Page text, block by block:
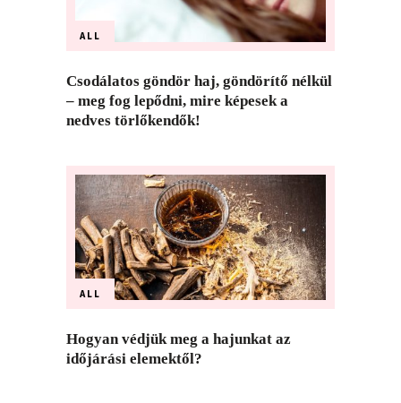
ALL
Csodálatos göndör haj, göndörítő nélkül
– meg fog lepődni, mire képesek a
nedves törlőkendők!
ALL
Hogyan védjük meg a hajunkat az
időjárási elemektől?